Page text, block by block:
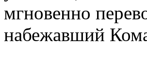
мгновенно
набежавший